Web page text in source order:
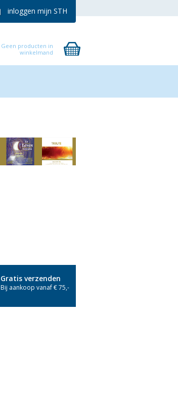
inloggen mijn STH
Geen producten in
winkelmand
Gratis verzenden
Bij aankoop vanaf € 75,-